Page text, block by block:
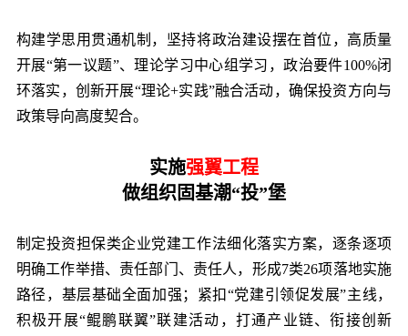
构建学思用贯通机制，坚持将政治建设摆在首位，高质量
开展“第一议题”、理论学习中心组学习，政治要件100%闭
环落实，创新开展“理论+实践”融合活动，确保投资方向与
政策导向高度契合。
实施强翼工程
做组织固基潮“投”堡
制定投资担保类企业党建工作法细化落实方案，逐条逐项
明确工作举措、责任部门、责任人，形成7类26项落地实施
路径，基层基础全面加强；紧扣“党建引领促发展”主线，
积极开展“鲲鹏联翼”联建活动，打通产业链、衔接创新